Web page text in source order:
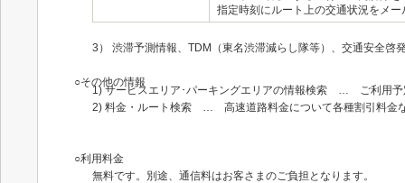
指定時刻にルート上の交通状況をメー
3） 渋滞予測情報、TDM（東名渋滞減らし隊等）、交通安全啓
○その他の情報
1) サービスエリア･パーキングエリアの情報検索 … ご利用予
2) 料金・ルート検索 … 高速道路料金について各種割引料金
○利用料金
無料です。別途、通信料はお客さまのご負担となります。